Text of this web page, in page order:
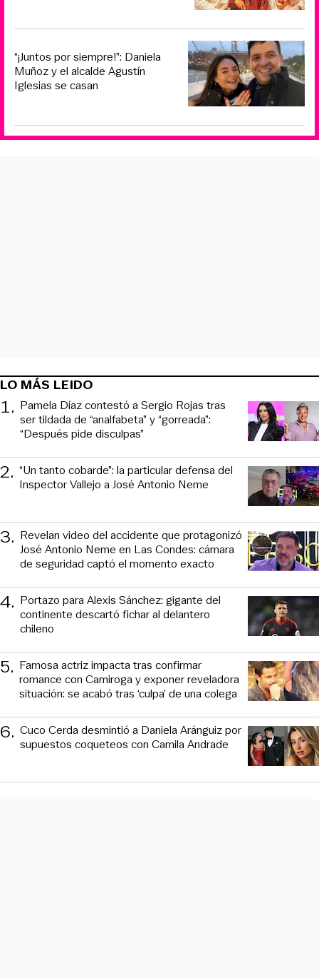
“¡Juntos por siempre!”: Daniela
Muñoz y el alcalde Agustín
Iglesias se casan
LO MÁS LEIDO
1. Pamela Díaz contestó a Sergio Rojas tras
ser tildada de “analfabeta” y “gorreada”:
“Después pide disculpas”
2. “Un tanto cobarde”: la particular defensa del
Inspector Vallejo a José Antonio Neme
3. Revelan video del accidente que protagonizó
José Antonio Neme en Las Condes: cámara
de seguridad captó el momento exacto
4. Portazo para Alexis Sánchez: gigante del
continente descartó fichar al delantero
chileno
5. Famosa actriz impacta tras confirmar
romance con Camiroga y exponer reveladora
situación: se acabó tras ‘culpa’ de una colega
6. Cuco Cerda desmintió a Daniela Aránguiz por
supuestos coqueteos con Camila Andrade